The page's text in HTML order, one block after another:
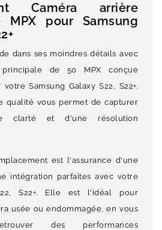
Caméra arrière
MPX pour Samsung
dans ses moindres détails avec
de 50 MPX conçue
Samsung Galaxy S22, S22+.
qualité vous permet de capturer
clarté et d'une résolution
est l'assurance d'une
intégration parfaites avec votre
S22+. Elle est l'idéal pour
usée ou endommagée, en vous
des performances